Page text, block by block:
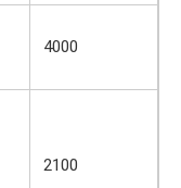
4000
2100